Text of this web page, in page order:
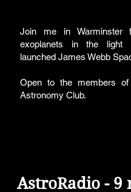
Join me in
exoplanets in the light
launched James Webb
Open to the members of
Astronomy Club.
AstroRadio - 9